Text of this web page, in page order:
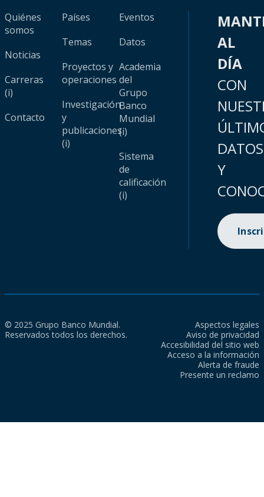
Quiénes
somos
Noticias
Carreras
(i)
Contacto
Países
Temas
Proyectos y
operaciones
Investigación
y
publicaciones
(i)
Eventos
Datos
Academia
del
Grupo
Banco
Mundial
(i)
Sistema
de
calificación
(i)
AL
DÍA
CON
DATOS
Y
© 2025 Grupo Banco Mundial.
Reservados todos los derechos.
Aspectos legales
Aviso de privacidad
Accesibilidad del sitio web
Acceso a la información
Alerta de fraude
Presente un reclamo